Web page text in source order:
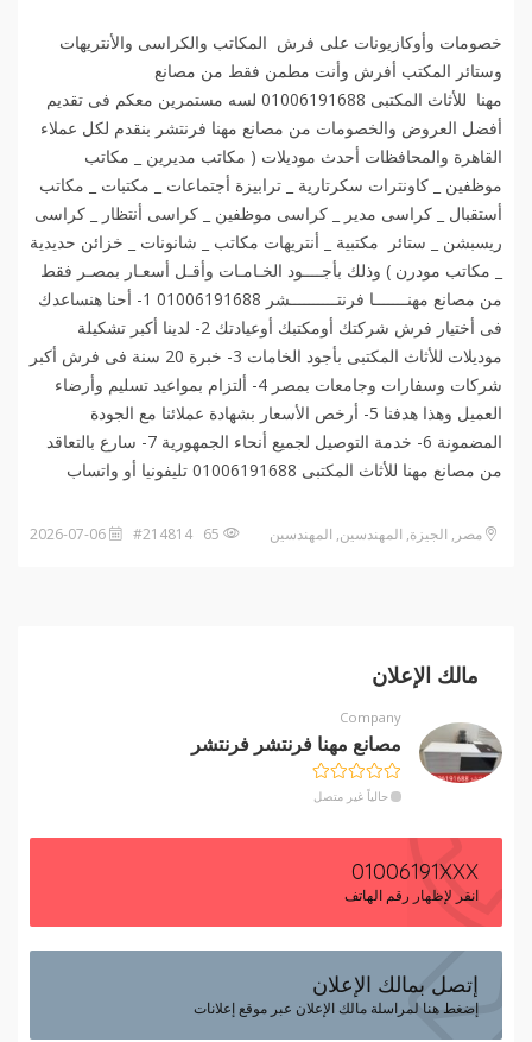
خصومات وأوكازيونات على فرش المكاتب والكراسى والأنتريهات
وستائر المكتب أفرش وأنت مطمن فقط من مصانع
مهنا للأثاث المكتبى 01006191688 لسه مستمرين معكم فى تقديم
أفضل العروض والخصومات من مصانع مهنا فرنتشر بنقدم لكل عملاء
القاهرة والمحافظات أحدث موديلات ( مكاتب مديرين _ مكاتب
موظفين _ كاونترات سكرتارية _ ترابيزة أجتماعات _ مكتبات _ مكاتب
أستقبال _ كراسى مدير _ كراسى موظفين _ كراسى أنتظار _ كراسى
ريسبشن _ ستائر مكتبية _ أنتريهات مكاتب _ شانونات _ خزائن حديدية
_ مكاتب مودرن ) وذلك بأجــــود الخـامـات وأقـل أسعـار بمصـر فقط
من مصانع مهنـــــــا فرنتــــــــــشر 01006191688 1- أحنا هنساعدك
فى أختيار فرش شركتك أومكتبك أوعيادتك 2- لدينا أكبر تشكيلة
موديلات للأثاث المكتبى بأجود الخامات 3- خبرة 20 سنة فى فرش أكبر
شركات وسفارات وجامعات بمصر 4- ألتزام بمواعيد تسليم وأرضاء
العميل وهذا هدفنا 5- أرخص الأسعار بشهادة عملائنا مع الجودة
المضمونة 6- خدمة التوصيل لجميع أنحاء الجمهورية 7- سارع بالتعاقد
من مصانع مهنا للأثاث المكتبى 01006191688 تليفونيا أو واتساب️
مصر, الجيزة, المهندسين, المهندسين
مالك الإعلان
Company
مصانع مهنا فرنتشر فرنتشر
حالياً غير متصل
01006191XXX
انقر لإظهار رقم الهاتف
إتصل بمالك الإعلان
إضغط هنا لمراسلة مالك الإعلان عبر موقع إعلانات